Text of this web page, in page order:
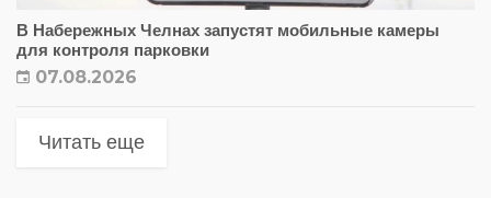
В Набережных Челнах запустят мобильные камеры
для контроля парковки
07.08.2026
Читать еще